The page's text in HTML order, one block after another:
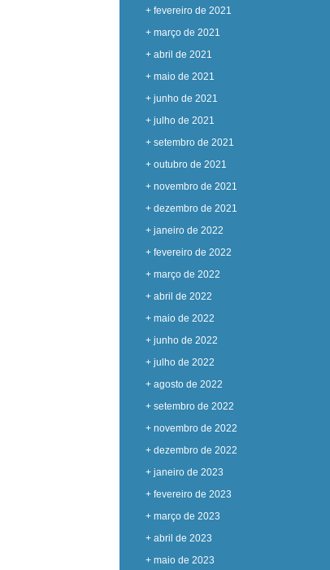
+ fevereiro de 2021
+ março de 2021
+ abril de 2021
+ maio de 2021
+ junho de 2021
+ julho de 2021
+ setembro de 2021
+ outubro de 2021
+ novembro de 2021
+ dezembro de 2021
+ janeiro de 2022
+ fevereiro de 2022
+ março de 2022
+ abril de 2022
+ maio de 2022
+ junho de 2022
+ julho de 2022
+ agosto de 2022
+ setembro de 2022
+ novembro de 2022
+ dezembro de 2022
+ janeiro de 2023
+ fevereiro de 2023
+ março de 2023
+ abril de 2023
+ maio de 2023